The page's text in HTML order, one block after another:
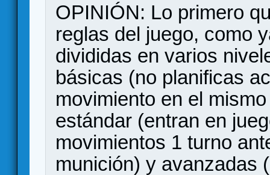
OPINIÓN: Lo primero
reglas del juego, como
divididas en varios
básicas (no planificas
movimiento en el
estándar (entran en
movimientos 1 turno
munición) y avanzadas